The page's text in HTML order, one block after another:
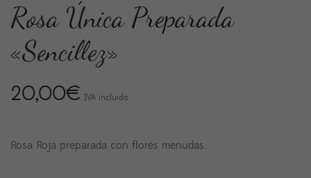
Rosa Única Preparada
«Sencillez»
20,00€ IVA incluido
Rosa Roja preparada con flores menudas.